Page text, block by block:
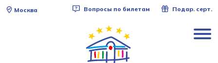
Москва Вопросы по билетам Подар. серт.